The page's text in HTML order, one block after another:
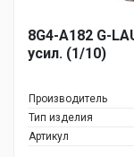
8G4-A182 G-
усил. (1/10)
Производитель
Тип изделия
Артикул